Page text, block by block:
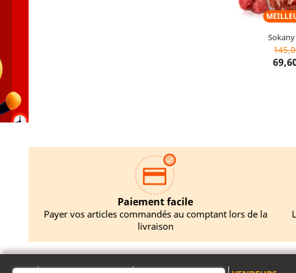
10
Paiement facile
Payer vos articles commandés au comptant lors de la
livraison